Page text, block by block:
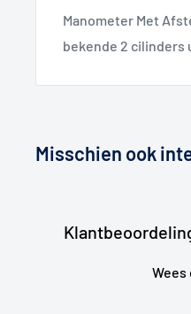
Manometer Met
bekende 2 cilinders
Misschien ook